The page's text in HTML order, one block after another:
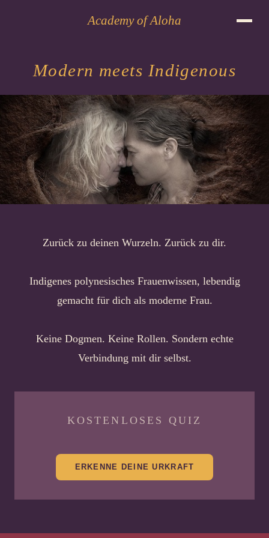
Academy of Aloha
Modern meets Indigenous
Zurück zu deinen Wurzeln. Zurück zu dir.
Indigenes polynesisches Frauenwissen, lebendig
gemacht für dich als moderne Frau.
Keine Dogmen. Keine Rollen. Sondern echte
Verbindung mit dir selbst.
KOSTENLOSES QUIZ
ERKENNE DEINE URKRAFT